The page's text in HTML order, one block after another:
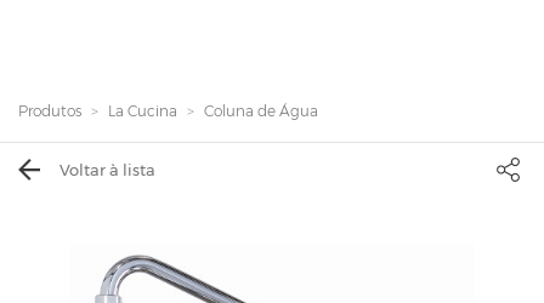
Produtos La Cucina Coluna de Água
Voltar à lista